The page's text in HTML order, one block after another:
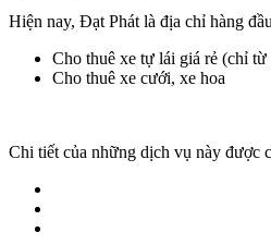
Hiện nay, Đạt Phát là địa chỉ hàng
Cho thuê xe tự lái giá rẻ (chỉ
Cho thuê xe cưới, xe hoa
Chi tiết của những dịch vụ này được